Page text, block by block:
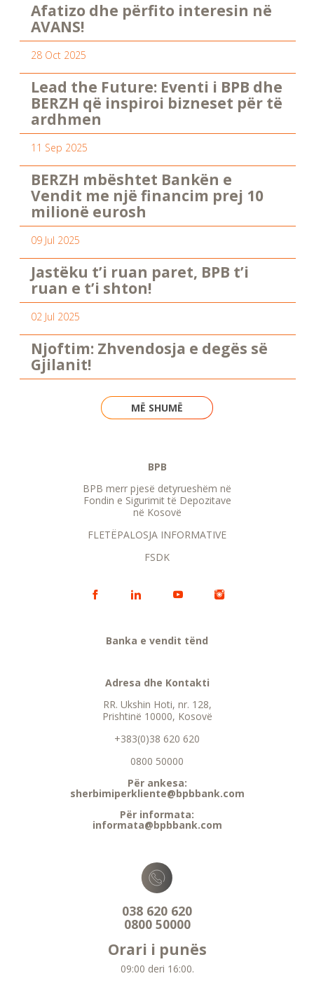
Afatizo dhe përfito interesin në
AVANS!
28 Oct 2025
Lead the Future: Eventi i BPB dhe
BERZH që inspiroi bizneset për të
ardhmen
11 Sep 2025
BERZH mbështet Bankën e
Vendit me një financim prej 10
milionë eurosh
09 Jul 2025
Jastëku t’i ruan paret, BPB t’i
ruan e t’i shton!
02 Jul 2025
Njoftim: Zhvendosja e degës së
Gjilanit!
MË SHUMË
BPB
BPB merr pjesë detyrueshëm në
Fondin e Sigurimit të Depozitave
në Kosovë
FLETËPALOSJA INFORMATIVE
FSDK
Banka e vendit tënd
Adresa dhe Kontakti
RR. Ukshin Hoti, nr. 128,
Prishtinë 10000, Kosovë
+383(0)38 620 620
0800 50000
Për ankesa:
sherbimiperkliente@bpbbank.com
Për informata:
informata@bpbbank.com
038 620 620
0800 50000
Orari i punës
09:00 deri 16:00.